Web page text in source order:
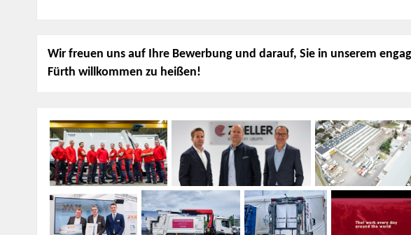
Wir freuen uns auf Ihre Bewerbung und darauf, Sie in unserem
Fürth willkommen zu heißen!